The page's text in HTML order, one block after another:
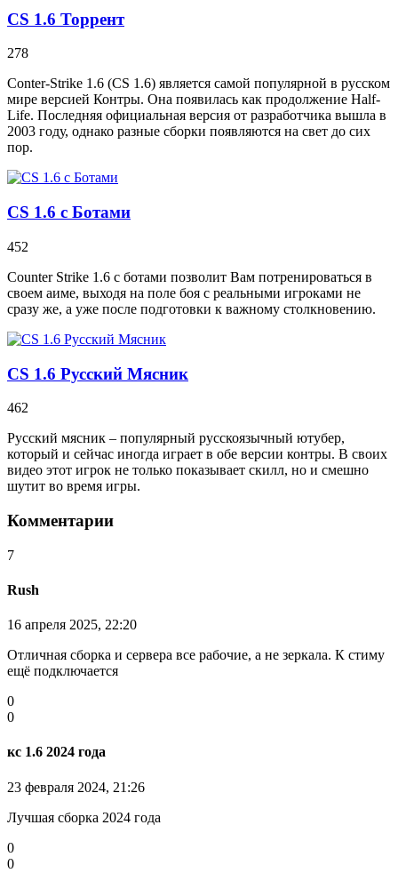
CS 1.6 Торрент
278
Conter-Strike 1.6 (CS 1.6) является самой популярной в русском
мире версией Контры. Она появилась как продолжение Half-
Life. Последняя официальная версия от разработчика вышла в
2003 году, однако разные сборки появляются на свет до сих
пор.
CS 1.6 с Ботами
452
Counter Strike 1.6 с ботами позволит Вам потренироваться в
своем аиме, выходя на поле боя с реальными игроками не
сразу же, а уже после подготовки к важному столкновению.
CS 1.6 Русский Мясник
462
Русский мясник – популярный русскоязычный ютубер,
который и сейчас иногда играет в обе версии контры. В своих
видео этот игрок не только показывает скилл, но и смешно
шутит во время игры.
Комментарии
7
Rush
16 апреля 2025, 22:20
Отличная сборка и сервера все рабочие, а не зеркала. К стиму
ещё подключается
0
0
кс 1.6 2024 года
23 февраля 2024, 21:26
Лучшая сборка 2024 года
0
0